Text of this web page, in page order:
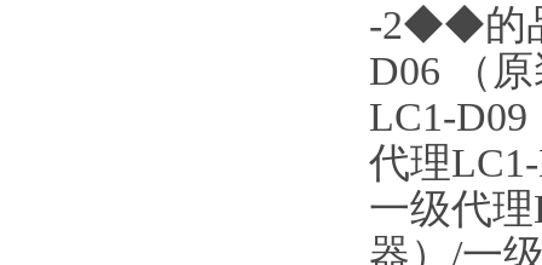
-2◆◆的
D06 （
LC1-
代理
一级代
器）/一